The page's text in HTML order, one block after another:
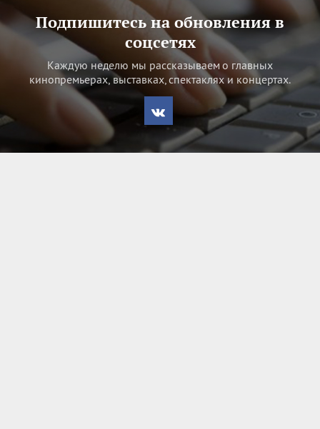
Подпишитесь на обновления в
соцсетях
Каждую неделю мы рассказываем о главных
кинопремьерах, выставках, спектаклях и концертах.